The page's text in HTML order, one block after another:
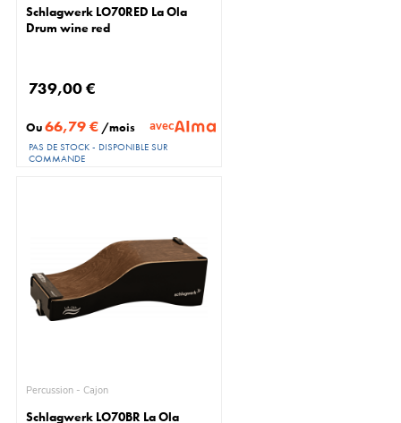
Schlagwerk LO70RED La Ola
Drum wine red
739,00 €
Ou66,79 € /mois avec
PAS DE STOCK - DISPONIBLE SUR
COMMANDE
Percussion - Cajon
Schlagwerk LO70BR La Ola